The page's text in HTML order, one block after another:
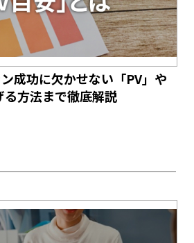
ン成功に欠かせない「PV」や
る方法まで徹底解説